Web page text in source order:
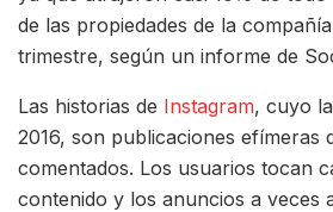
de las propiedades de la
trimestre, según un informe de
Las historias de Instagram, cuyo
2016, son publicaciones efímeras
comentados. Los usuarios tocan
contenido y los anuncios a veces